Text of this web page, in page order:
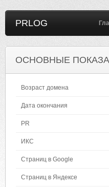
PRLOG
ОСНОВНЫЕ
Возраст домена
Дата окончания
PR
ИКС
Страниц в Google
Страниц в Яндексе